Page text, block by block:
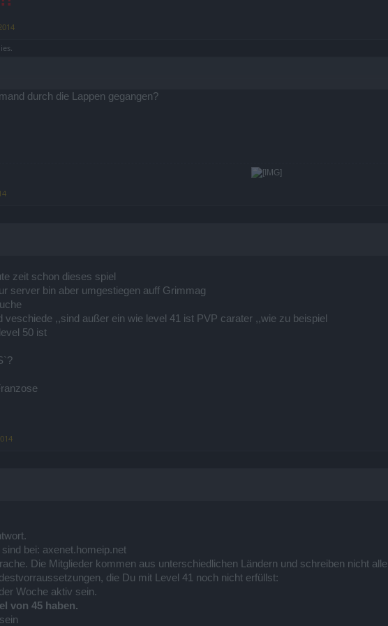
durch die Lappen gegangen?
zeit schon dieses spiel
server bin aber umgestiegen auff Grimmag
veschiede ,,sind außer ein wie level 41 ist PVP carater ,,wie zu beispiel
50 ist
bei: axenet.homeip.net
Die Mitglieder kommen aus unterschiedlichen Ländern und schreiben nicht
die Du mit Level 41 noch nicht erfüllst:
Woche aktiv sein.
von 45 haben.